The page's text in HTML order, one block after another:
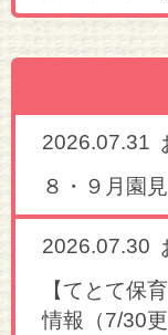
2026.07.31
８・９月園
2026.07.30
【てとて保
情報（7/30更